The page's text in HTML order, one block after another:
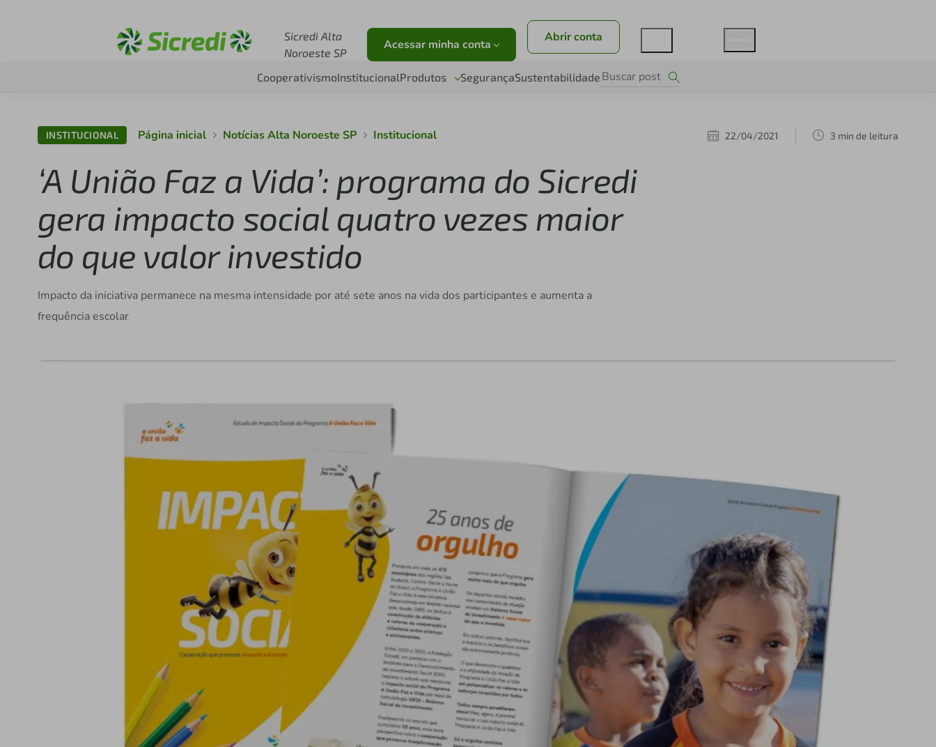
Sicredi Alta
Noroeste SP
Acessar minha conta Abrir conta
CooperativismoInstitucionalProdutos SegurançaSustentabilidade
INSTITUCIONAL Página inicial Notícias Alta Noroeste SP Institucional 22/04/2021 3 min de leitura
‘A União Faz a Vida’: programa do Sicredi
gera impacto social quatro vezes maior
do que valor investido
Impacto da iniciativa permanece na mesma intensidade por até sete anos na vida dos participantes e aumenta a
frequência escolar